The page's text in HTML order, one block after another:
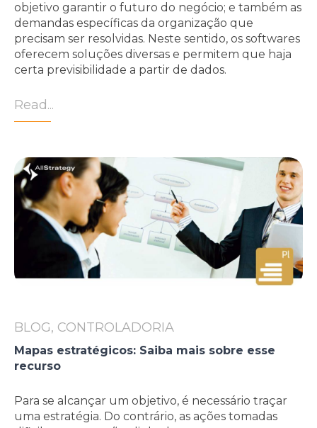
objetivo garantir o futuro do negócio; e também as
demandas específicas da organização que
precisam ser resolvidas. Neste sentido, os softwares
oferecem soluções diversas e permitem que haja
certa previsibilidade a partir de dados.
Read...
BLOG, CONTROLADORIA
Mapas estratégicos: Saiba mais sobre esse
recurso
Para se alcançar um objetivo, é necessário traçar
uma estratégia. Do contrário, as ações tomadas